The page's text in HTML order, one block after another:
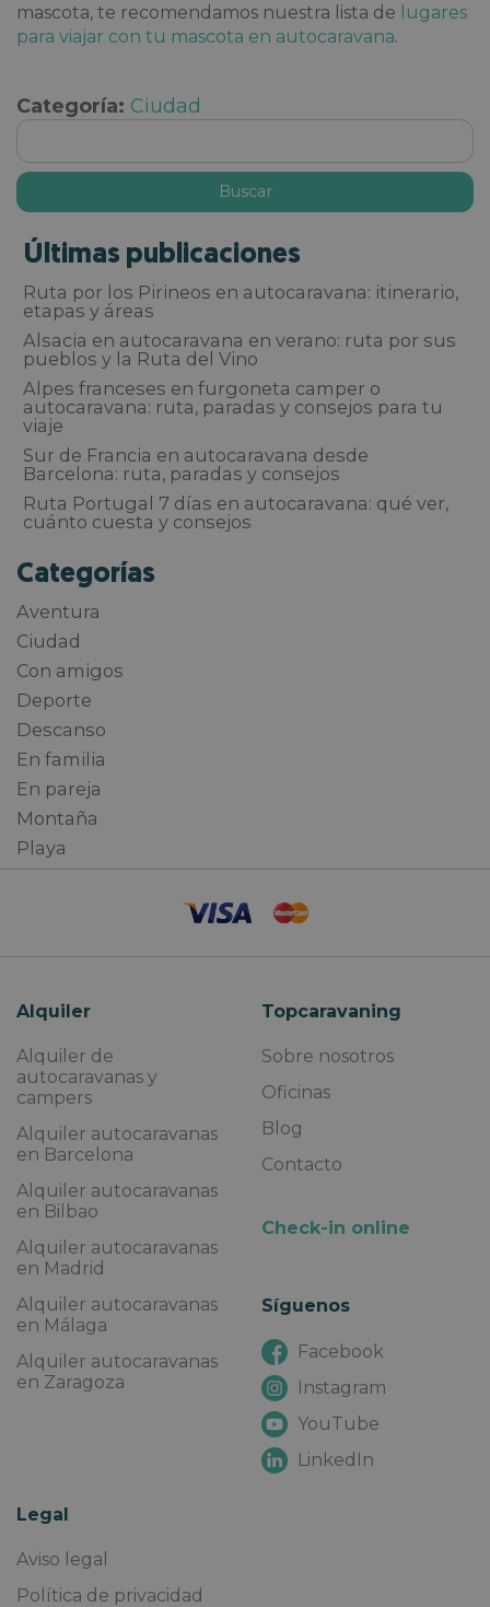
mascota, te recomendamos nuestra lista de lugares
para viajar con tu mascota en autocaravana.
Categoría: Ciudad
Últimas publicaciones
Ruta por los Pirineos en autocaravana: itinerario,
etapas y áreas
Alsacia en autocaravana en verano: ruta por sus
pueblos y la Ruta del Vino
Alpes franceses en furgoneta camper o
autocaravana: ruta, paradas y consejos para tu
viaje
Sur de Francia en autocaravana desde
Barcelona: ruta, paradas y consejos
Ruta Portugal 7 días en autocaravana: qué ver,
cuánto cuesta y consejos
Categorías
Aventura
Ciudad
Con amigos
Deporte
Descanso
En familia
En pareja
Montaña
Playa
Alquiler
Alquiler de
autocaravanas y
campers
Alquiler autocaravanas
en Barcelona
Alquiler autocaravanas
en Bilbao
Alquiler autocaravanas
en Madrid
Alquiler autocaravanas
en Málaga
Alquiler autocaravanas
en Zaragoza
Topcaravaning
Sobre nosotros
Oficinas
Blog
Contacto
Check-in online
Síguenos
Facebook
Instagram
YouTube
LinkedIn
Legal
Aviso legal
Política de privacidad